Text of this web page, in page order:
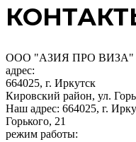
ООО "АЗИЯ ПРО ВИЗА"
адрес:
664025, г. Иркутск
Кировский район, ул.
Наш адрес: 664025, г.
Горького, 21
режим работы: